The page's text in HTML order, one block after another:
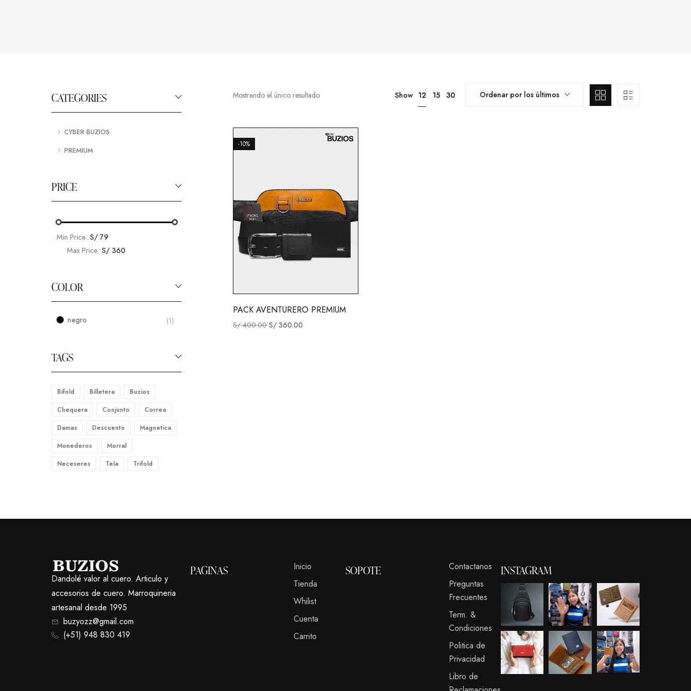
CATEGORIES
CYBER BUZIOS
PREMIUM
PRICE
Min Price: S/ 79
Max Price: S/ 360
COLOR
negro (1)
TAGS
Bifold Billetera
Buzios
Chequera
Conjunto
Correa
Damas
Descuento
Magnetica
Monederos
Morral
Neceseres
Tela Trifold
Mostrando el único resultado Show 12 15 30 Ordenar por los últimos
-10%
PACK AVENTURERO PREMIUM
S/400.00 S/ 360.00
Dandolé valor al cuero. Articulo y
accesorios de cuero. Marroquineria
artesanal desde 1995
buzyozz@gmail.com
(+51) 948 830 419
PAGINAS
Inicio
Tienda
Whilist
Cuenta
Carrito
SOPOTE
Contactanos
Preguntas
Frecuentes
Term. &
Condiciones
Politica de
Privacidad
Libro de
INSTAGRAM